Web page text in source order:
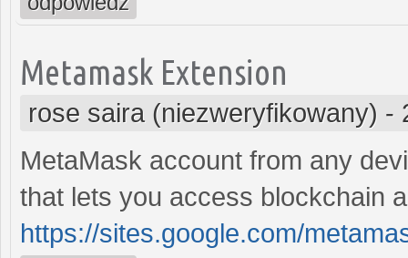
Metamask Extension
rose saira (niezweryfikowany) -
MetaMask account from any
that lets you access blockchain
https://sites.google.com/